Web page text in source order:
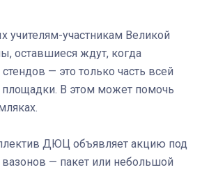
участникам Великой
оставшиеся ждут, когда
— это только часть всей
В этом может помочь
ДЮЦ объявляет акцию под
— пакет или небольшой
03 4 октября 2025